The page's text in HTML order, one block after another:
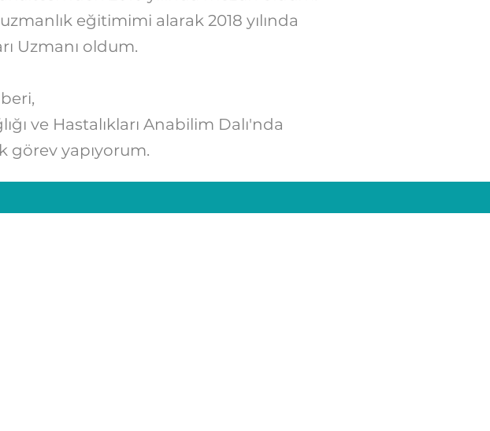
eğitimimi alarak 2018 yılında
Uzmanı oldum.
ve Hastalıkları Anabilim Dalı'nda
görev yapıyorum.